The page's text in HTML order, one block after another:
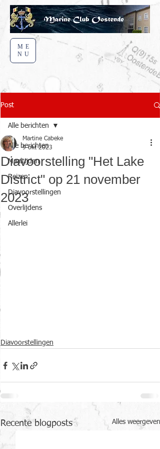
ME
NU
Post
Alle berichten
Maaltijden
Reizen
Diavoorstellingen
Overlijdens
Allerlei
Alle berichten
Diavoorstelling "Het Lake
District" op 21 november
2023
Martine Cabeke
9 okt 2023
Diavoorstellingen
Recente blogposts Alles weergeven